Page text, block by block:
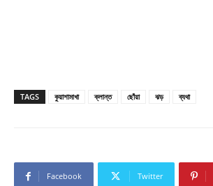
TAGS কুয়াশামাখা ক্লান্ত ছোঁয়া ঝড় ব্যথা
Facebook Twitter